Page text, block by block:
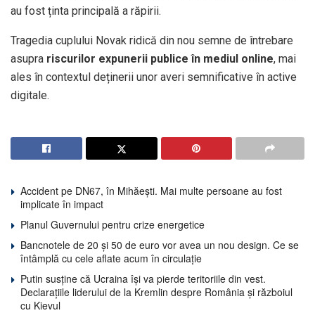
au fost ținta principală a răpirii.
Tragedia cuplului Novak ridică din nou semne de întrebare
asupra riscurilor expunerii publice în mediul online, mai
ales în contextul deținerii unor averi semnificative în active
digitale.
Accident pe DN67, în Mihăești. Mai multe persoane au fost
implicate în impact
Planul Guvernului pentru crize energetice
Bancnotele de 20 și 50 de euro vor avea un nou design. Ce se
întâmplă cu cele aflate acum în circulație
Putin susține că Ucraina își va pierde teritoriile din vest.
Declarațiile liderului de la Kremlin despre România și războiul
cu Kievul